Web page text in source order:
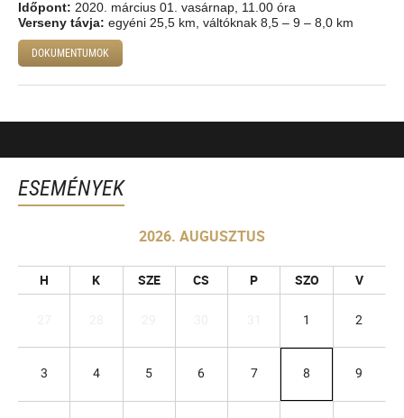
Időpont: 2020. március 01. vasárnap, 11.00 óra
Verseny távja: egyéni 25,5 km, váltóknak 8,5 – 9 – 8,0 km
DOKUMENTUMOK
ESEMÉNYEK
2026. AUGUSZTUS
H K SZE CS P SZO V
1 2
3 4 5 6 7 8 9